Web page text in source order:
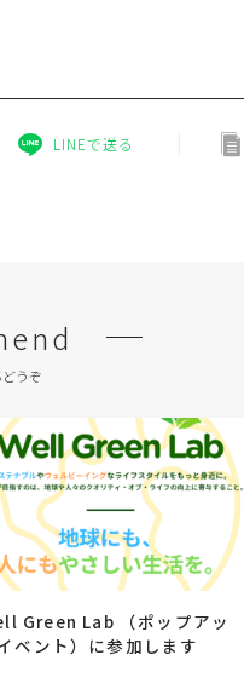
LINEで送る
うぞ
Green Lab （ポップアッ
ベント）に参加します